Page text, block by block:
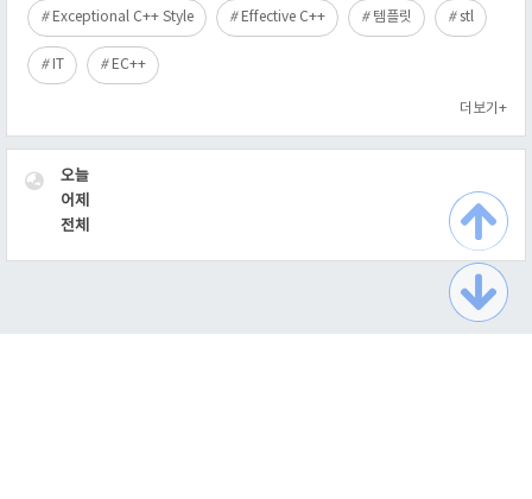
Exceptional C++ Style Effective C++ 템플릿 stl
IT EC++
더보기+
VISITOR
오늘
어제
전체